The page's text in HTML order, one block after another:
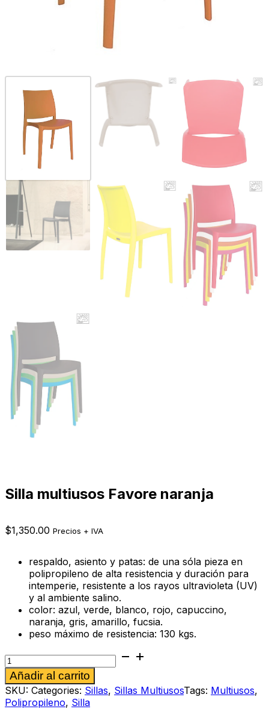
Silla multiusos Favore naranja
$1,350.00 Precios + IVA
respaldo, asiento y patas: de una sóla pieza en
polipropileno de alta resistencia y duración para
intemperie, resistente a los rayos ultravioleta (UV)
y al ambiente salino.
color: azul, verde, blanco, rojo, capuccino,
naranja, gris, amarillo, fucsia.
peso máximo de resistencia: 130 kgs.
Silla
multiusos
Favore
naranja
cantidad
Añadir al carrito
SKU: Categories: Sillas, Sillas MultiusosTags: Multiusos,
Polipropileno, Silla